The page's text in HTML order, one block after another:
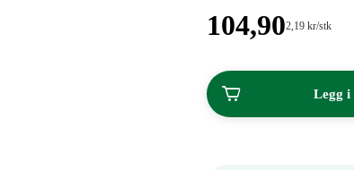
Pris:
kroner.
104,90Stykkpris:
2,19 kr/stk
Legg i